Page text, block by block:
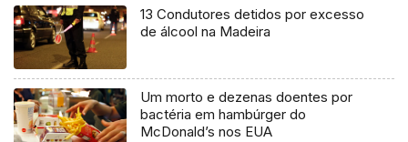
13 Condutores detidos por excesso
de álcool na Madeira
Um morto e dezenas doentes por
bactéria em hambúrger do
McDonald’s nos EUA